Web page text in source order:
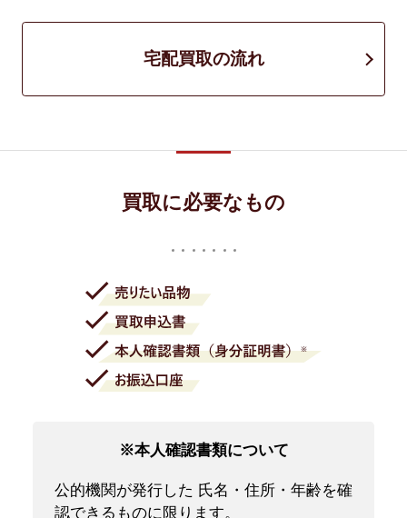
宅配買取の流れ
買取に必要なもの
※本人確認書類について
公的機関が発行した 氏名・住所・年齢を確
認できるものに限ります。